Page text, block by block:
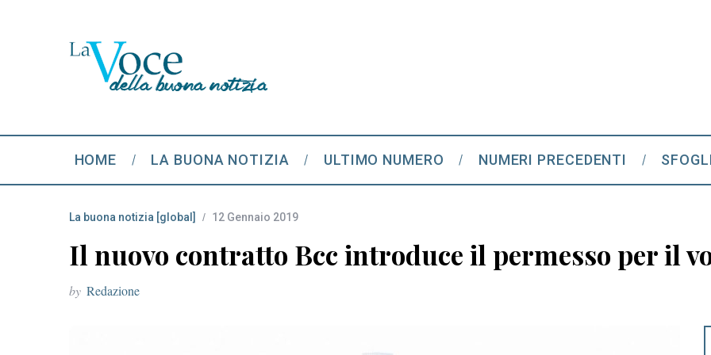
HOME LA BUONA NOTIZIA ULTIMO NUMERO NUMERI PRECEDENTI
La buona notizia [global] 12 Gennaio 2019
Il nuovo contratto Bcc introduce il permesso per il
by Redazione